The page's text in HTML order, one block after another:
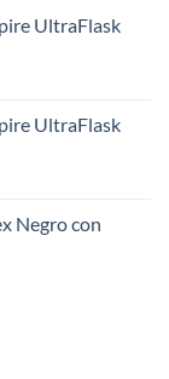
UltraFlask
UltraFlask
Negro con